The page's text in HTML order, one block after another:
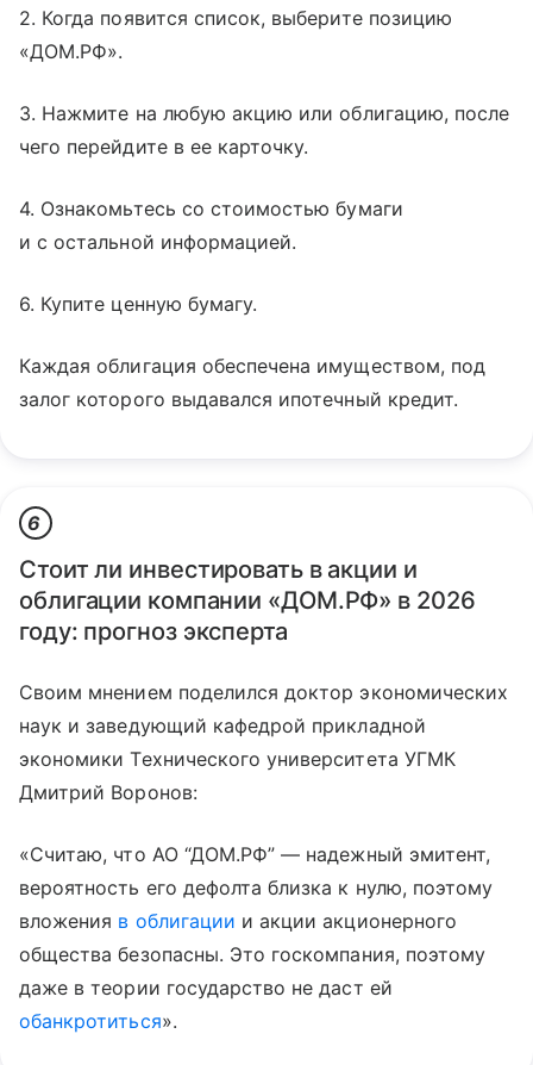
2. Когда появится список, выберите позицию
«ДОМ.РФ».
3. Нажмите на любую акцию или облигацию, после
чего перейдите в ее карточку.
4. Ознакомьтесь со стоимостью бумаги
и с остальной информацией.
6. Купите ценную бумагу.
Каждая облигация обеспечена имуществом, под
залог которого выдавался ипотечный кредит.
6
Стоит ли инвестировать в акции и
облигации компании «ДОМ.РФ» в 2026
году: прогноз эксперта
Своим мнением поделился доктор экономических
наук и заведующий кафедрой прикладной
экономики Технического университета УГМК
Дмитрий Воронов:
«Считаю, что АО “ДОМ.РФ” — надежный эмитент,
вероятность его дефолта близка к нулю, поэтому
вложения в облигации и акции акционерного
общества безопасны. Это госкомпания, поэтому
даже в теории государство не даст ей
обанкротиться».